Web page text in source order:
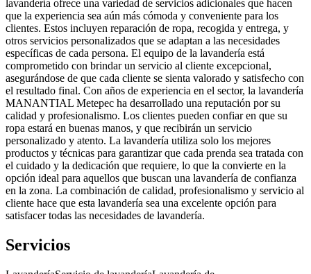
lavandería ofrece una variedad de servicios adicionales que hacen
que la experiencia sea aún más cómoda y conveniente para los
clientes. Estos incluyen reparación de ropa, recogida y entrega, y
otros servicios personalizados que se adaptan a las necesidades
específicas de cada persona. El equipo de la lavandería está
comprometido con brindar un servicio al cliente excepcional,
asegurándose de que cada cliente se sienta valorado y satisfecho con
el resultado final. Con años de experiencia en el sector, la lavandería
MANANTIAL Metepec ha desarrollado una reputación por su
calidad y profesionalismo. Los clientes pueden confiar en que su
ropa estará en buenas manos, y que recibirán un servicio
personalizado y atento. La lavandería utiliza solo los mejores
productos y técnicas para garantizar que cada prenda sea tratada con
el cuidado y la dedicación que requiere, lo que la convierte en la
opción ideal para aquellos que buscan una lavandería de confianza
en la zona. La combinación de calidad, profesionalismo y servicio al
cliente hace que esta lavandería sea una excelente opción para
satisfacer todas las necesidades de lavandería.
Servicios